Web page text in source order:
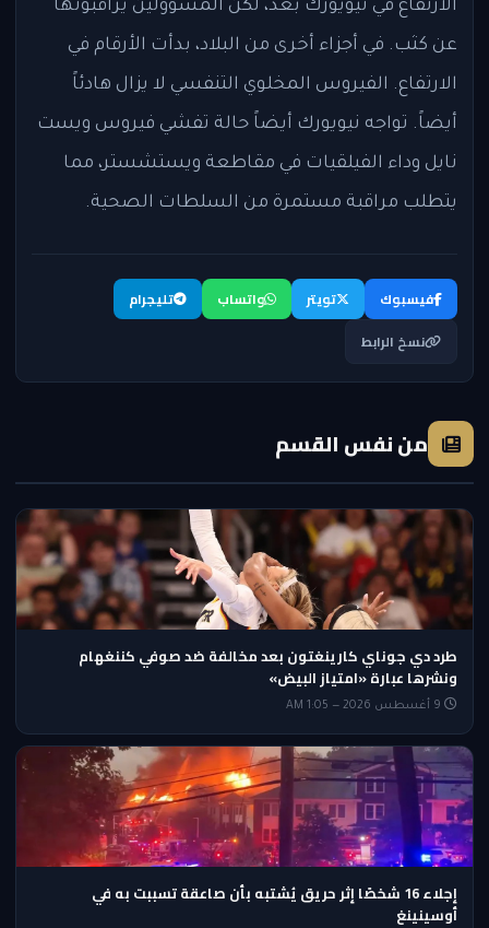
الارتفاع في نيويورك بعد، لكن المسؤولين يراقبونها
عن كثب. في أجزاء أخرى من البلاد، بدأت الأرقام في
الارتفاع. الفيروس المخلوي التنفسي لا يزال هادئاً
أيضاً. تواجه نيويورك أيضاً حالة تفشي فيروس ويست
نايل وداء الفيلقيات في مقاطعة ويستشستر، مما
يتطلب مراقبة مستمرة من السلطات الصحية.
فيسبوك تويتر واتساب
تليجرام
نسخ الرابط
من نفس القسم
طرد دي جوناي كارينغتون بعد مخالفة ضد صوفي كننغهام
ونشرها عبارة «امتياز البيض»
إجلاء 16 شخصًا إثر حريق يُشتبه بأن صاعقة تسببت به في
أوسينينغ